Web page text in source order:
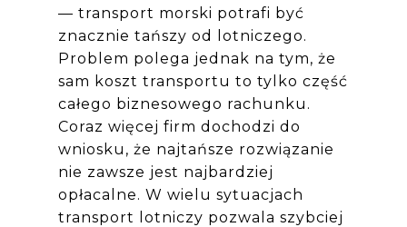
— transport morski potrafi być
znacznie tańszy od lotniczego.
Problem polega jednak na tym, że
sam koszt transportu to tylko część
całego biznesowego rachunku.
Coraz więcej firm dochodzi do
wniosku, że najtańsze rozwiązanie
nie zawsze jest najbardziej
opłacalne. W wielu sytuacjach
transport lotniczy pozwala szybciej